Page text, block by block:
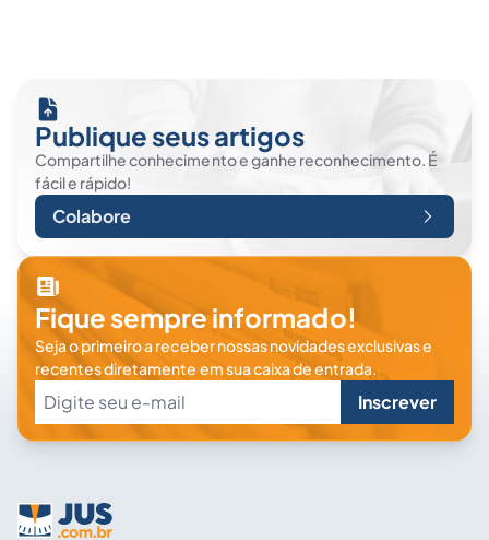
Publique seus artigos
Compartilhe conhecimento e ganhe reconhecimento. É
fácil e rápido!
Colabore
Fique sempre informado!
Seja o primeiro a receber nossas novidades exclusivas e
recentes diretamente em sua caixa de entrada.
Inscrever